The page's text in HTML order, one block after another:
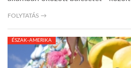
GLOBOZSARU
DOBRAVERO.HU
FOLYTATÁS →
ÉSZAK-AMERIKA